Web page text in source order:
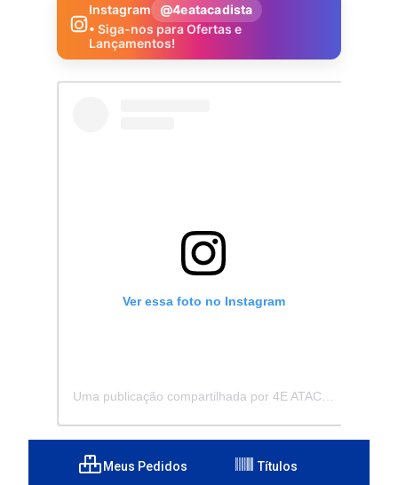
Instagram
@4eatacadista
• Siga-nos para Ofertas e
Lançamentos!
Ver essa foto no Instagram
Meus Pedidos Títulos